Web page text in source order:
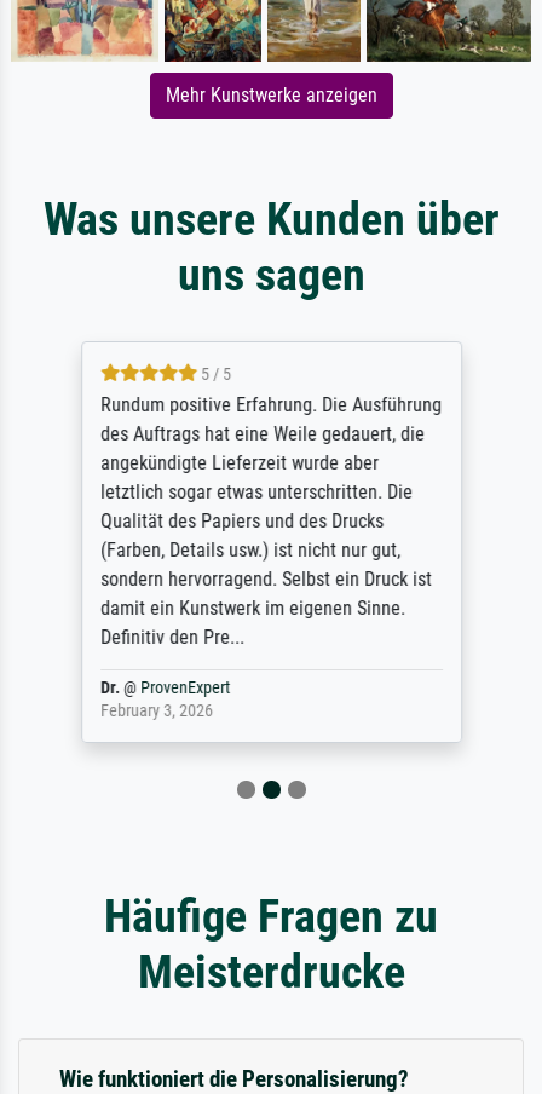
Mehr Kunstwerke anzeigen
Was unsere Kunden über
uns sagen
5 / 5
Rundum positive Erfahrung. Die Ausführung
des Auftrags hat eine Weile gedauert, die
angekündigte Lieferzeit wurde aber
letztlich sogar etwas unterschritten. Die
Qualität des Papiers und des Drucks
(Farben, Details usw.) ist nicht nur gut,
sondern hervorragend. Selbst ein Druck ist
damit ein Kunstwerk im eigenen Sinne.
Definitiv den Pre...
Dr.@ ProvenExpert
February 3, 2026
Häufige Fragen zu
Meisterdrucke
Wie funktioniert die Personalisierung?